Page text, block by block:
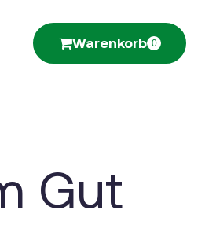
Warenkorb 0
Gut